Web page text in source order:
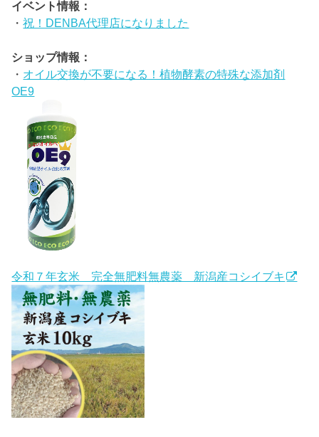
イベント情報：
・祝！DENBA代理店になりました
ショップ情報：
・ オイル交換が不要になる！植物酵素の特殊な添加剤
OE9
令和７年玄米 完全無肥料無農薬 新潟産コシイブキ